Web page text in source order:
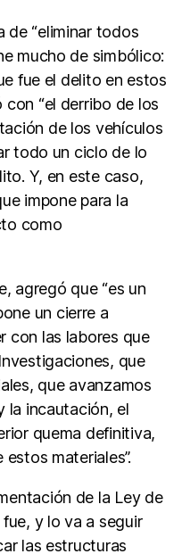
de “eliminar todos
mucho de simbólico:
fue el delito en estos
“el derribo de los
de los vehículos
todo un ciclo de lo
Y, en este caso,
impone para la
como
agregó que “es un
un cierre a
con las labores que
que
que avanzamos
la incautación, el
quema definitiva,
materiales”.
de la Ley de
y lo va a seguir
las estructuras